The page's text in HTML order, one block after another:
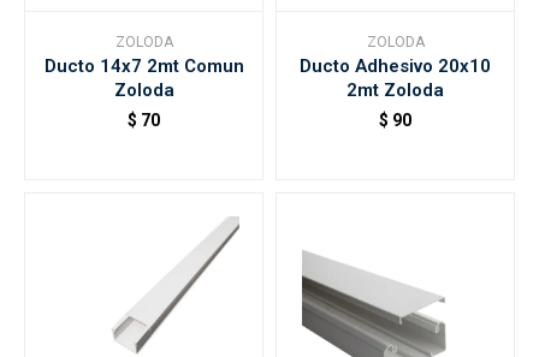
ZOLODA
Ducto 14x7 2mt Comun
Zoloda
$ 70
ZOLODA
Ducto Adhesivo 20x10
2mt Zoloda
$ 90
Accesorios
Trabaja con nosotros
Contacto